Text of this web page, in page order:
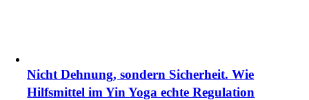
Nicht Dehnung, sondern Sicherheit. Wie
Hilfsmittel im Yin Yoga echte Regulation